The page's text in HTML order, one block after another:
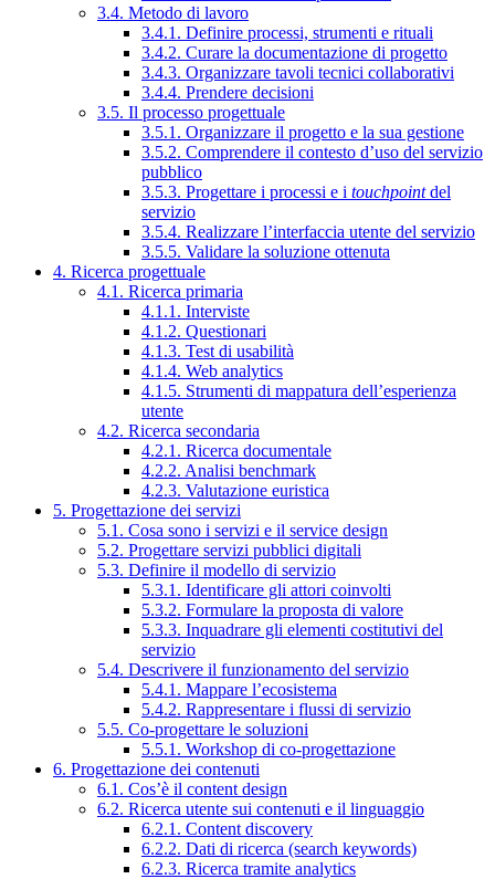
3.4. Metodo di lavoro
3.4.1. Definire processi, strumenti e rituali
3.4.2. Curare la documentazione di progetto
3.4.3. Organizzare tavoli tecnici collaborativi
3.4.4. Prendere decisioni
3.5. Il processo progettuale
3.5.1. Organizzare il progetto e la sua gestione
3.5.2. Comprendere il contesto d’uso del servizio
pubblico
3.5.3. Progettare i processi e i touchpointdel
servizio
3.5.4. Realizzare l’interfaccia utente del servizio
3.5.5. Validare la soluzione ottenuta
4. Ricerca progettuale
4.1. Ricerca primaria
4.1.1. Interviste
4.1.2. Questionari
4.1.3. Test di usabilità
4.1.4. Web analytics
4.1.5. Strumenti di mappatura dell’esperienza
utente
4.2. Ricerca secondaria
4.2.1. Ricerca documentale
4.2.2. Analisi benchmark
4.2.3. Valutazione euristica
5. Progettazione dei servizi
5.1. Cosa sono i servizi e il service design
5.2. Progettare servizi pubblici digitali
5.3. Definire il modello di servizio
5.3.1. Identificare gli attori coinvolti
5.3.2. Formulare la proposta di valore
5.3.3. Inquadrare gli elementi costitutivi del
servizio
5.4. Descrivere il funzionamento del servizio
5.4.1. Mappare l’ecosistema
5.4.2. Rappresentare i flussi di servizio
5.5. Co-progettare le soluzioni
5.5.1. Workshop di co-progettazione
6. Progettazione dei contenuti
6.1. Cos’è il content design
6.2. Ricerca utente sui contenuti e il linguaggio
6.2.1. Content discovery
6.2.2. Dati di ricerca (search keywords)
6.2.3. Ricerca tramite analytics